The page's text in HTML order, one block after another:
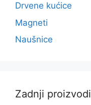
Drvene kućice
Magneti
Naušnice
Zadnji proizvodi